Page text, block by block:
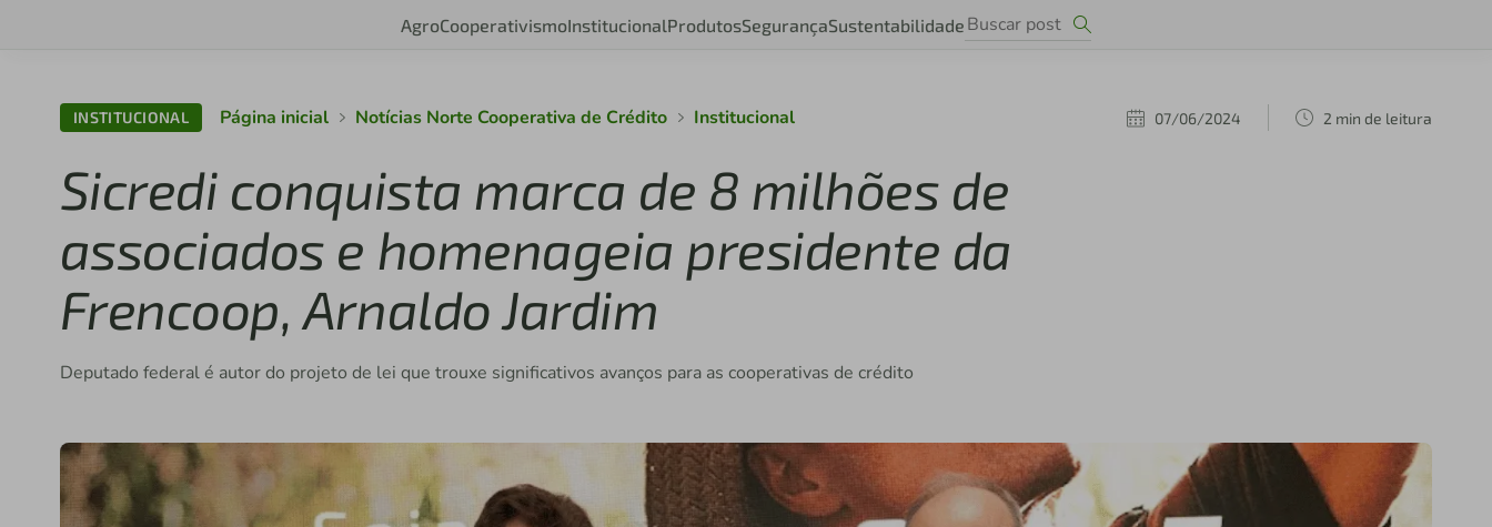
AgroCooperativismoInstitucionalProdutosSegurançaSustentabilidade
INSTITUCIONAL Página inicial Notícias Norte Cooperativa de Crédito Institucional 07/06/2024 2 min de leitura
Sicredi conquista marca de 8 milhões de
associados e homenageia presidente da
Frencoop, Arnaldo Jardim
Deputado federal é autor do projeto de lei que trouxe significativos avanços para as cooperativas de crédito